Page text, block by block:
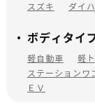
スズキ
ダイ
ボディタイ
軽自動車 軽
ステーションワ
ＥＶ